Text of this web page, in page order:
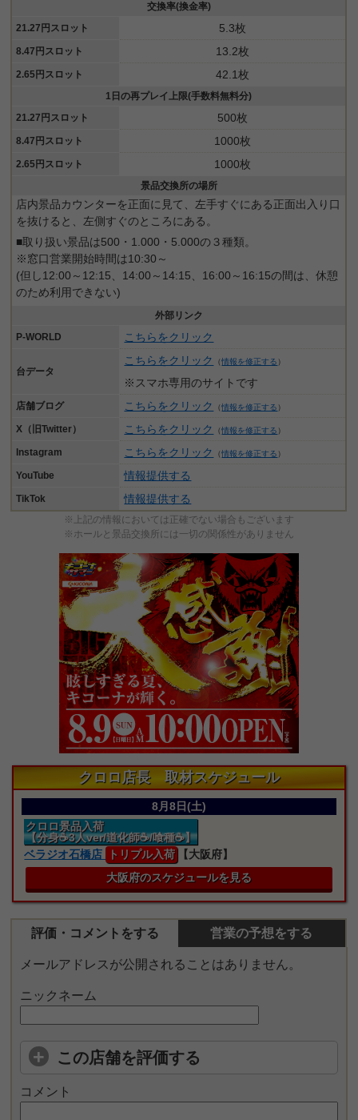
交換率(換金率)
21.27円スロット
5.3枚
8.47円スロット 13.2枚
2.65円スロット 42.1枚
1日の再プレイ上限(手数料無料分)
21.27円スロット
500枚
8.47円スロット 1000枚
2.65円スロット 1000枚
景品交換所の場所
店内景品カウンターを正面に見て、左手すぐにある正面出入り口
を抜けると、左側すぐのところにある。
■取り扱い景品は500・1.000・5.000の３種類。
※窓口営業開始時間は10:30～
(但し12:00～12:15、14:00～14:15、16:00～16:15の間は、休憩
のため利用できない)
外部リンク
P-WORLD
こちらをクリック
台データ
こちらをクリック （情報を修正する ）
※スマホ専用のサイトです
店舗ブログ こちらをクリック （情報を修正する ）
X（旧Twitter） こちらをクリック （情報を修正する ）
Instagram こちらをクリック （情報を修正する ）
YouTube 情報提供する
TikTok 情報提供する
※上記の情報においては正確でない場合もございます
※ホールと景品交換所には一切の関係性がありません
クロロ店長 取材スケジュール
8月8日(土)
クロロ景品入荷
【分身☕3人ver/道化師☕/喰種☕】
ベラジオ石橋店
トリプル入荷
【大阪府】
大阪府のスケジュールを見る
評価・コメントをする 営業の予想をする
メールアドレスが公開されることはありません。
ニックネーム
この店舗を評価する
コメント